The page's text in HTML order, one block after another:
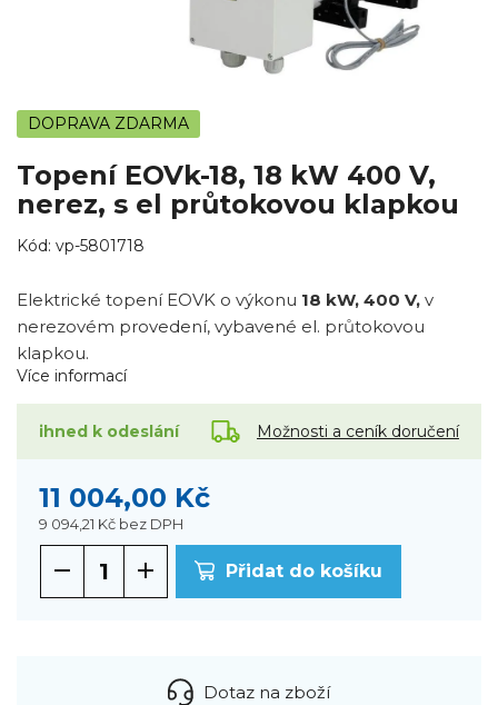
DOPRAVA ZDARMA
Topení EOVk-18, 18 kW 400 V,
nerez, s el průtokovou klapkou
Kód: vp-5801718
Elektrické topení EOVK o výkonu 18 kW, 400 V, v
nerezovém provedení, vybavené el. průtokovou
klapkou.
Více informací
ihned k odeslání Možnosti a ceník doručení
11 004,00 Kč
9 094,21 Kč bez DPH
Přidat do košíku
Dotaz na zboží